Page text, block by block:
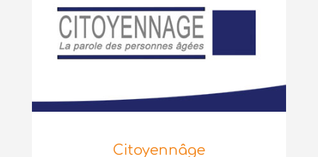
Citoyennâge